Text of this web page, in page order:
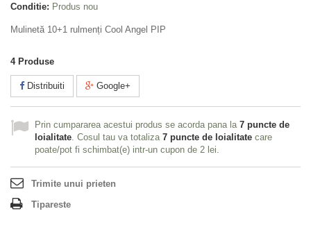
Conditie: Produs nou
Mulinetă 10+1 rulmenți Cool Angel PIP
4 Produse
Distribuiti Google+
Prin cumpararea acestui produs se acorda pana la 7 puncte de
loialitate . Cosul tau va totaliza 7 puncte de loialitate care
poate/pot fi schimbat(e) intr-un cupon de 2 lei
Trimite unui prieten
Tipareste